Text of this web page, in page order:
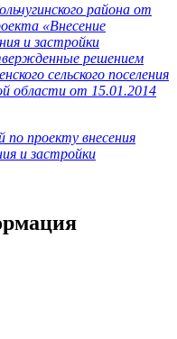
района от
«Внесение
и застройки
решением
сельского поселения
области от 15.01.2014
проекту внесения
и застройки